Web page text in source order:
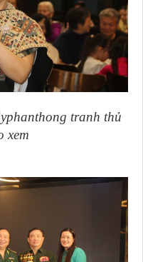
tranh thủ
xem